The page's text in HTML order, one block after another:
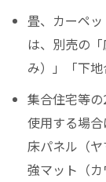
畳、カーペ
は、別売の
み）」「下地
集合住宅等
使用する場
床パネル（
強マット（カ